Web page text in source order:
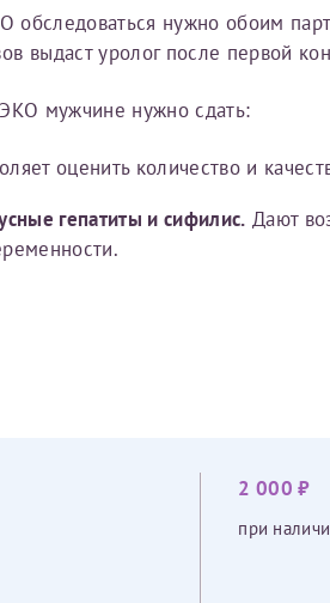
нужно обоим
выдаст уролог после первой
мужчине нужно сдать:
оценить количество и
гепатиты и сифилис. Дают
2 000 ₽
при
Выберите специальность врача
Или введите его имя
Принимаю условия
выдать справку об